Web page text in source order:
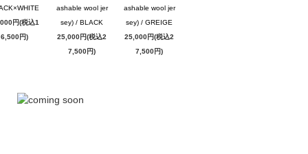
円(税込1
6,500円)
ashable wool jer
sey) / BLACK
25,000円(税込2
7,500円)
ashable wool jer
sey) / GREIGE
25,000円(税込2
7,500円)